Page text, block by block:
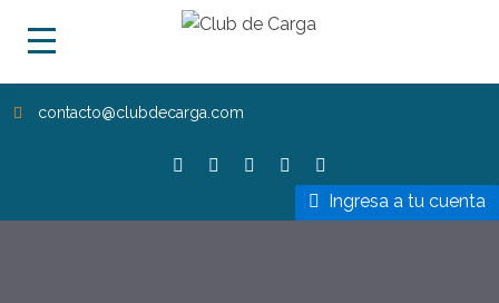
contacto@clubdecarga.com
Ingresa a tu cuenta